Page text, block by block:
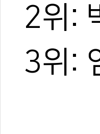
2위:
3위: